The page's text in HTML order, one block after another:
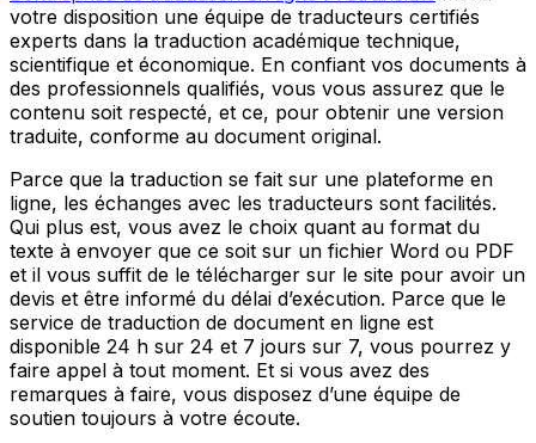
votre disposition une équipe de traducteurs certifiés
experts dans la traduction académique technique,
scientifique et économique. En confiant vos documents à
des professionnels qualifiés, vous vous assurez que le
contenu soit respecté, et ce, pour obtenir une version
traduite, conforme au document original.
Parce que la traduction se fait sur une plateforme en
ligne, les échanges avec les traducteurs sont facilités.
Qui plus est, vous avez le choix quant au format du
texte à envoyer que ce soit sur un fichier Word ou PDF
et il vous suffit de le télécharger sur le site pour avoir un
devis et être informé du délai d’exécution. Parce que le
service de traduction de document en ligne est
disponible 24 h sur 24 et 7 jours sur 7, vous pourrez y
faire appel à tout moment. Et si vous avez des
remarques à faire, vous disposez d’une équipe de
soutien toujours à votre écoute.